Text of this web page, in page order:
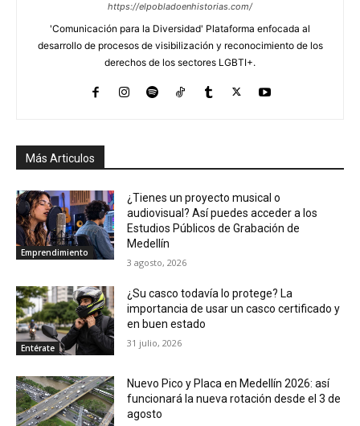
https://elpobladoenhistorias.com/
'Comunicación para la Diversidad' Plataforma enfocada al
desarrollo de procesos de visibilización y reconocimiento de los
derechos de los sectores LGBTI+.
Más Articulos
Emprendimiento
¿Tienes un proyecto musical o
audiovisual? Así puedes acceder a los
Estudios Públicos de Grabación de
Medellín
3 agosto, 2026
Entérate
¿Su casco todavía lo protege? La
importancia de usar un casco certificado y
en buen estado
31 julio, 2026
Nuevo Pico y Placa en Medellín 2026: así
funcionará la nueva rotación desde el 3 de
agosto